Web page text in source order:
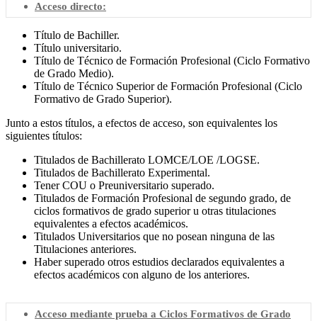
Acceso directo:
Título de Bachiller.
Título universitario.
Título de Técnico de Formación Profesional (Ciclo Formativo
de Grado Medio).
Título de Técnico Superior de Formación Profesional (Ciclo
Formativo de Grado Superior).
Junto a estos títulos, a efectos de acceso, son equivalentes los
siguientes títulos:
Titulados de Bachillerato LOMCE/LOE /LOGSE.
Titulados de Bachillerato Experimental.
Tener COU o Preuniversitario superado.
Titulados de Formación Profesional de segundo grado, de
ciclos formativos de grado superior u otras titulaciones
equivalentes a efectos académicos.
Titulados Universitarios que no posean ninguna de las
Titulaciones anteriores.
Haber superado otros estudios declarados equivalentes a
efectos académicos con alguno de los anteriores.
Acceso mediante prueba a Ciclos Formativos de Grado